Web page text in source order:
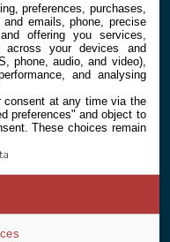
preferences, purchases,
emails, phone, precise
offering you services,
across your devices and
phone, audio, and video),
and analysing
consent at any time via the
preferences" and object to
These choices remain